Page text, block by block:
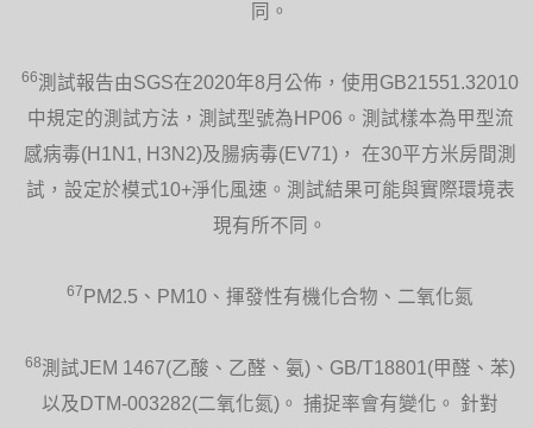
同。
66測試報告由SGS在2020年8月公佈，使用GB21551.32010
中規定的測試方法，測試型號為HP06。測試樣本為甲型流
感病毒(H1N1, H3N2)及腸病毒(EV71)， 在30平方米房間測
試，設定於模式10+淨化風速。測試結果可能與實際環境表
現有所不同。
67 PM2.5、PM10、揮發性有機化合物、二氧化氮
68測試JEM 1467(乙酸、乙醛、氨)、GB/T18801(甲醛、苯)
以及DTM-003282(二氧化氮)。 捕捉率會有變化。 針對